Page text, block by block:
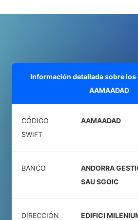
Información detallada sobre los
AAMAADAD
CÓDIGO
SWIFT
AAMAADAD
BANCO
ANDORRA
SAU SGOIC
DIRECCIÓN
EDIFICI